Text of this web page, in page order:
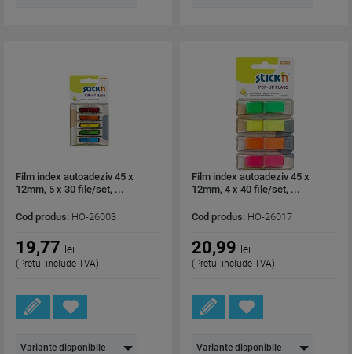
Film index autoadeziv 45 x
12mm, 5 x 30 file/set, ...
Cod produs: HO-26003
19,77 lei
(Pretul include TVA)
Variante disponibile
Film index autoadeziv 45 x
12mm, 4 x 40 file/set, ...
Cod produs: HO-26017
20,99 lei
(Pretul include TVA)
Variante disponibile